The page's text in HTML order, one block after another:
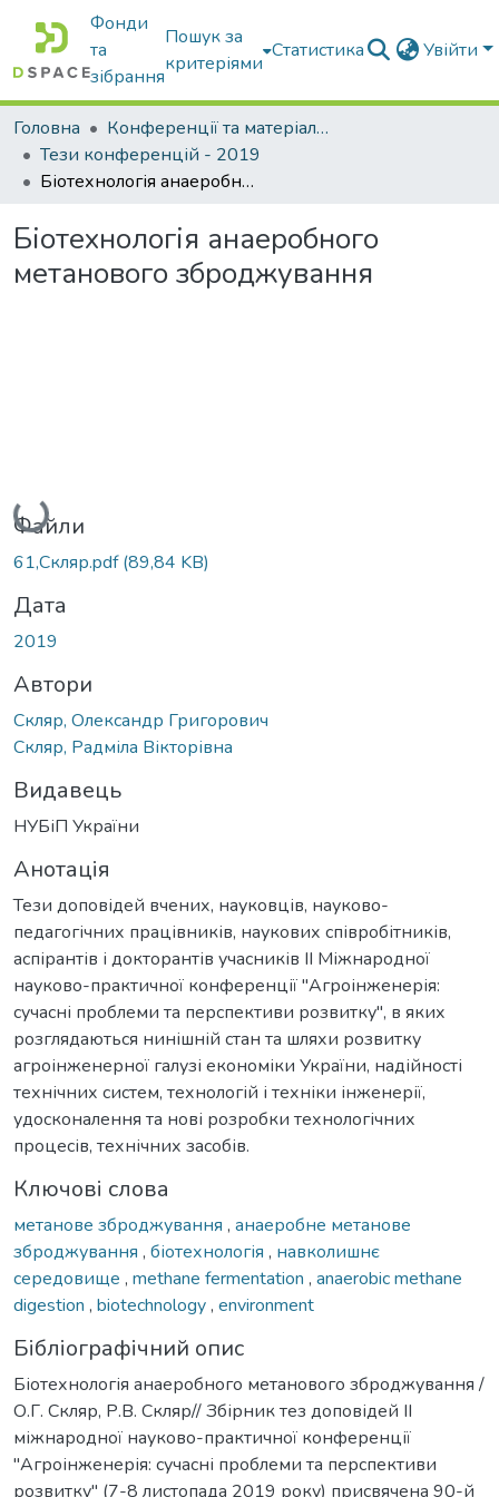
Фонди
та
зібрання
Пошук за
критеріями
Статистика Увійти
Головна
Конференції та матеріали конференцій
Тези конференцій - 2019
Біотехнологія анаеробного метанового зброджування
Біотехнологія анаеробного
метанового зброджування
Вантажиться...
Файли
61,Скляр.pdf(89,84 KB)
Дата
2019
Автори
Скляр, Олександр Григорович
Скляр, Радміла Вікторівна
Видавець
НУБіП України
Анотація
Тези доповідей вчених, науковців, науково-
педагогічних працівників, наукових співробітників,
аспірантів і докторантів учасників ІІ Міжнародної
науково-практичної конференції "Агроінженерія:
сучасні проблеми та перспективи розвитку", в яких
розглядаються нинішній стан та шляхи розвитку
агроінженерної галузі економіки України, надійності
технічних систем, технологій і техніки інженерії,
удосконалення та нові розробки технологічних
процесів, технічних засобів.
Ключові слова
метанове зброджування , анаеробне метанове
зброджування , біотехнологія , навколишнє
середовище , methane fermentation , anaerobic methane
digestion , biotechnology, environment
Бібліографічний опис
Біотехнологія анаеробного метанового зброджування /
О.Г. Скляр, Р.В. Скляр// Збірник тез доповідей ІІ
міжнародної науково-практичної конференції
"Агроінженерія: сучасні проблеми та перспективи
розвитку" (7-8 листопада 2019 року) присвячена 90-й